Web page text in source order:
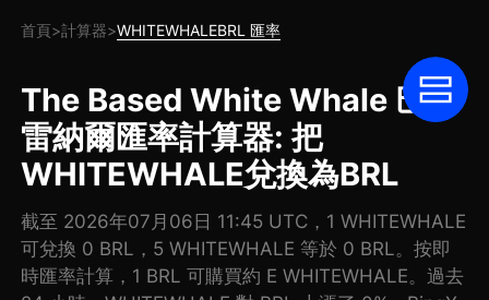
首頁>計算器>WHITEWHALEBRL 匯率
The Based White Whale 巴西
雷納爾匯率計算器: 把
WHITEWHALE兌換為BRL
截至 2026年07月06日 11:45 UTC，1 WHITEWHALE
可兌換 0 BRL，5 WHITEWHALE 等於 0 BRL。按即
時匯率計算，1 BRL 可購買約 E WHITEWHALE。過去